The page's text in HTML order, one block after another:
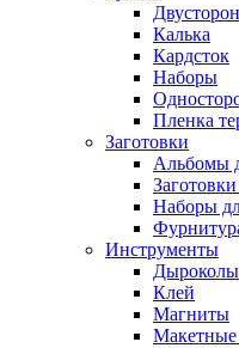
Калька
Кардсток
Наборы
Пленка
Заготовки
Альбомы
Наборы
Инструменты
Дыроколы
Клей
Магниты